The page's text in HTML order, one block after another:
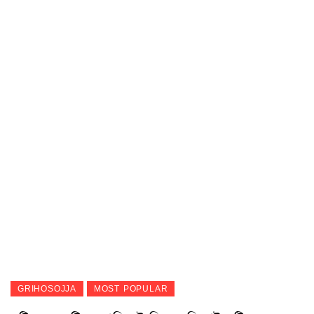
GRIHOSOJJA MOST POPULAR